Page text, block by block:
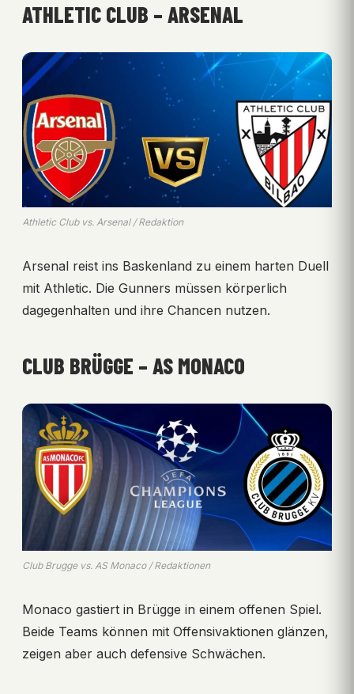
ATHLETIC CLUB – ARSENAL
Athletic Club vs. Arsenal / Redaktion
Arsenal reist ins Baskenland zu einem harten Duell
mit Athletic. Die Gunners müssen körperlich
dagegenhalten und ihre Chancen nutzen.
CLUB BRÜGGE – AS MONACO
Club Brugge vs. AS Monaco / Redaktionen
Monaco gastiert in Brügge in einem offenen Spiel.
Beide Teams können mit Offensivaktionen glänzen,
zeigen aber auch defensive Schwächen.